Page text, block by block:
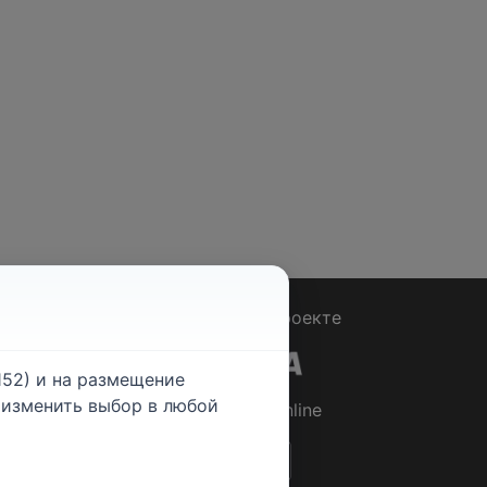
О проекте
© 2026Rabotniki.online
и на размещение
выбор в любой